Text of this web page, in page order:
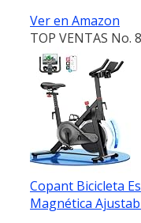
Ver en Amazon
TOP VENTAS No. 8
Copant Bicicleta
Magnética